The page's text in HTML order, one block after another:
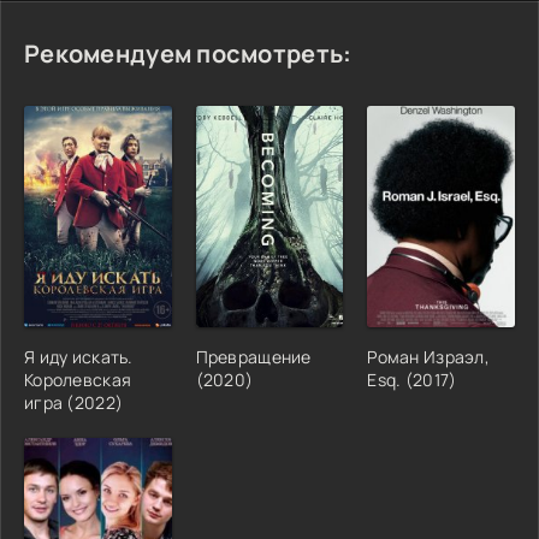
Рекомендуем посмотреть:
Я иду искать.
Королевская
игра (2022)
Превращение
(2020)
Роман Израэл,
Esq. (2017)